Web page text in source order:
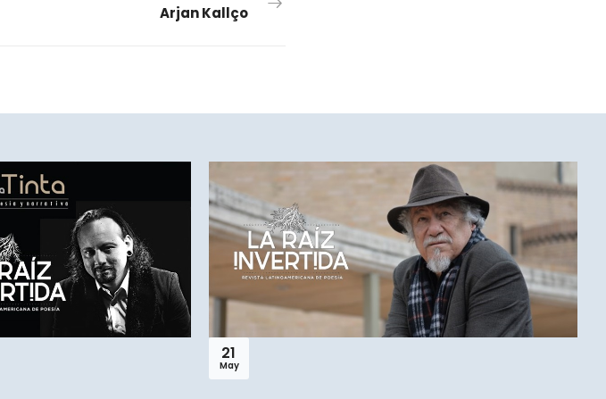
Arjan Kallço
21
May